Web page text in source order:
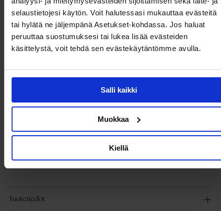
selaustietojesi käytön. Voit halutessasi mukauttaa evästeitä
tai hylätä ne jäljempänä Asetukset-kohdassa. Jos haluat
peruuttaa suostumuksesi tai lukea lisää evästeiden
käsittelystä, voit tehdä sen evästekäytäntömme avulla.
Salli kaikki
Muokkaa
Kiellä
- Vuoratut taskut napilla
- Kaksisuuntainen vetoketju edessä
- Irrotettava topattu huppu nappikiinnityksellä
- Hihansuu hihansuissa
- Brändilogo hihassa ja edessä
- Pituus olalta takana: 104 cm koossa S
Toppatakki TOMMY JEANS-tuotemerkiltä.
- Vuorattu
- Irrotettava topattu huppu nappikiinnityksellä
- Pituus olalta takana: 104 cm koossa S
Tuotetiedot